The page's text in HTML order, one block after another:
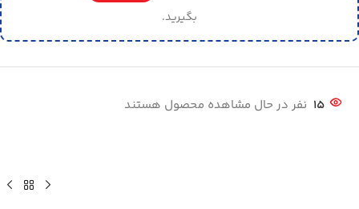
بگیرید.
15 نفر در حال مشاهده محصول هستند